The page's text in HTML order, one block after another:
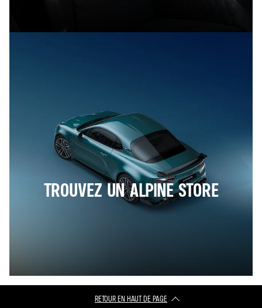
TROUVEZ UN ALPINE STORE
RETOUR EN HAUT DE PAGE​